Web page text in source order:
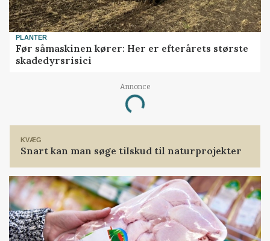
PLANTER
Før såmaskinen kører: Her er efterårets største
skadedyrsrisici
Annonce
Loading...
KVÆG
Snart kan man søge tilskud til naturprojekter